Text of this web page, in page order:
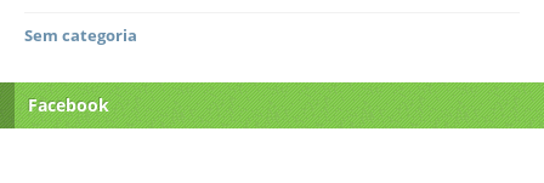
Sem categoria
Facebook